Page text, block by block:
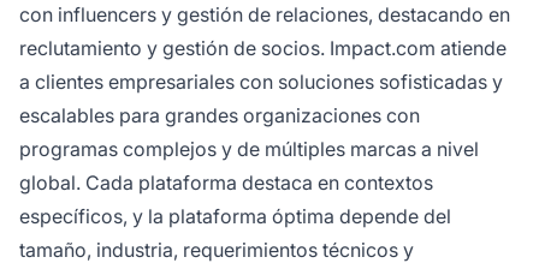
con influencers y gestión de relaciones, destacando en
reclutamiento y gestión de socios. Impact.com atiende
a clientes empresariales con soluciones sofisticadas y
escalables para grandes organizaciones con
programas complejos y de múltiples marcas a nivel
global. Cada plataforma destaca en contextos
específicos, y la plataforma óptima depende del
tamaño, industria, requerimientos técnicos y